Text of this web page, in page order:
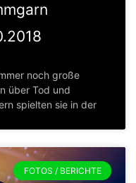
noch große
über Tod und
spielten sie in der
FOTOS / BERICHTE